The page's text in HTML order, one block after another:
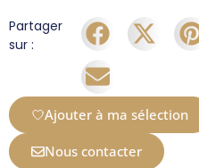
Partager
sur :
Ajouter à ma sélection
Nous contacter